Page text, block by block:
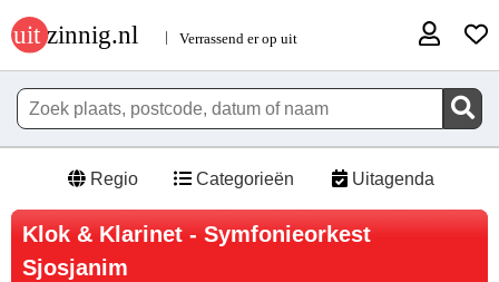
Regio Categorieën Uitagenda
Klok & Klarinet - Symfonieorkest
Sjosjanim